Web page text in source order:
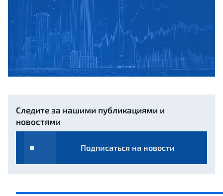
Следите за нашими публикациями и
новостями
Подписаться на новости